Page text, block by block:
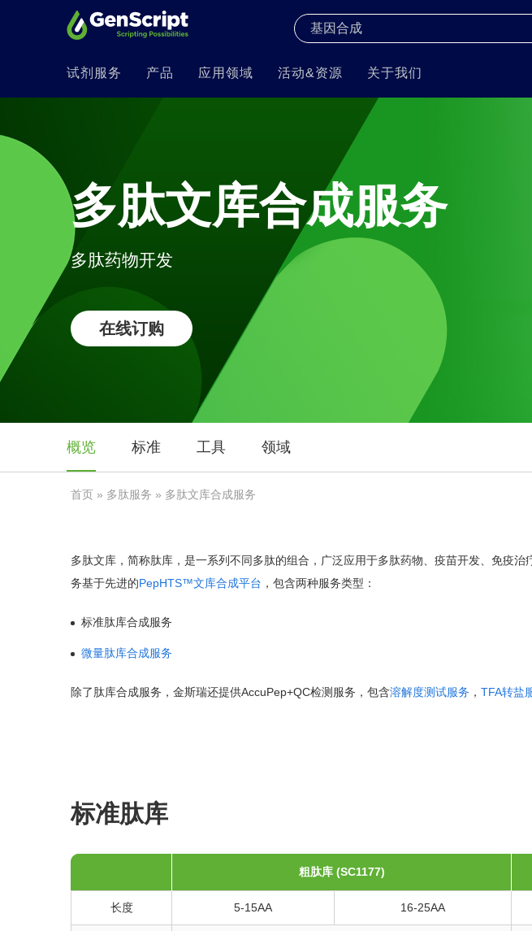
试剂服务 产品 应用领域 活动&资源 关于我们
多肽文库合成服务
多肽药物开发
在线订购
概览 标准 工具 领域
首页 » 多肽服务 » 多肽文库合成服务
多肽文库，简称肽库，是一系列不同多肽的组合，广泛应用于多肽药物、疫苗开发、免疫
务基于先进的PepHTS™文库合成平台 ，包含两种服务类型：
标准肽库合成服务
微量肽库合成服务
除了肽库合成服务，金斯瑞还提供AccuPep+QC检测服务，包含溶解度测试服务 ， TFA转盐
标准肽库
粗肽库(SC1177)
长度 5-15AA 16-25AA